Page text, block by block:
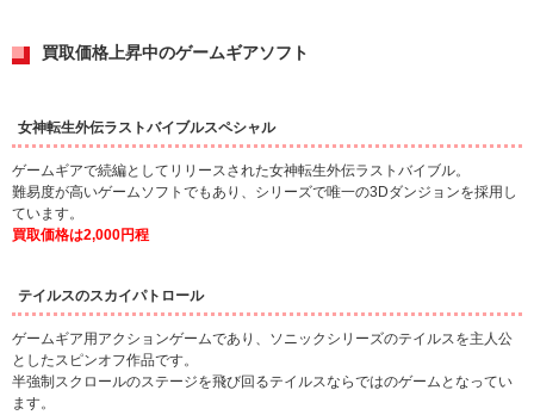
買取価格上昇中のゲームギアソフト
女神転生外伝ラストバイブルスペシャル
ゲームギアで続編としてリリースされた女神転生外伝ラストバイブル。
難易度が高いゲームソフトでもあり、シリーズで唯一の3Dダンジョンを採用し
ています。
買取価格は2,000円程
テイルスのスカイパトロール
ゲームギア用アクションゲームであり、ソニックシリーズのテイルスを主人公
としたスピンオフ作品です。
半強制スクロールのステージを飛び回るテイルスならではのゲームとなってい
ます。